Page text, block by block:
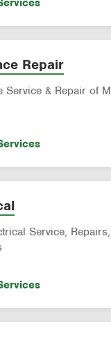
Maintenance &
System
Repair
Service & Repair of
Repair
Repair
Service,